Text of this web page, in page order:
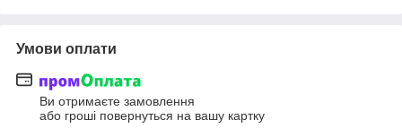
Умови оплати
Ви отримаєте замовлення
або гроші повернуться на вашу картку